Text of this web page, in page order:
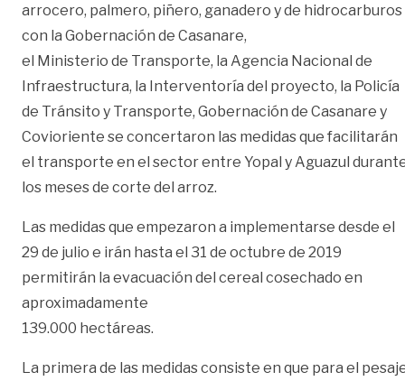
arrocero, palmero, piñero, ganadero y de hidrocarburos
con la Gobernación de Casanare,
el Ministerio de Transporte, la Agencia Nacional de
Infraestructura, la Interventoría del proyecto, la Policía
de Tránsito y Transporte, Gobernación de Casanare y
Covioriente se concertaron las medidas que facilitarán
el transporte en el sector entre Yopal y Aguazul
los meses de corte del arroz.
Las medidas que empezaron a implementarse desde el
29 de julio e irán hasta el 31 de octubre de 2019
permitirán la evacuación del cereal cosechado en
aproximadamente
139.000 hectáreas.
La primera de las medidas consiste en que para el